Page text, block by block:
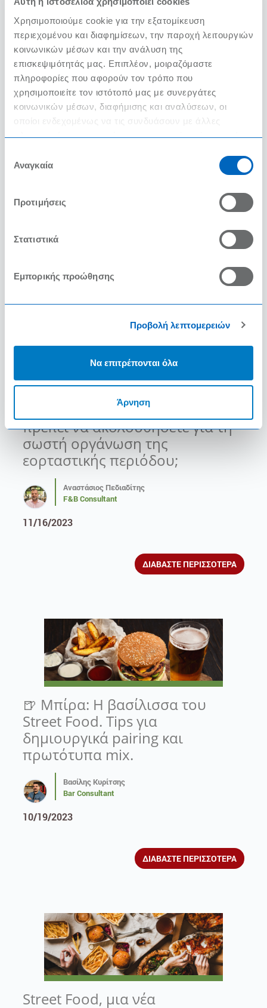
Χρησιμοποιούμε cookie για την εξατομίκευση
περιεχομένου και διαφημίσεων, την παροχή λειτουργιών
κοινωνικών μέσων και την ανάλυση της
επισκεψιμότητάς μας. Επιπλέον, μοιραζόμαστε
πληροφορίες που αφορούν τον τρόπο που
χρησιμοποιείτε τον ιστότοπό μας με συνεργάτες
κοινωνικών μέσων, διαφήμισης και αναλύσεων, οι
οποίοι ενδεχομένως να τις συνδυάσουν με άλλες
πληροφορίες που τους έχετε παραχωρήσει ή τις οποίες
των υπηρεσιών τους.
συγκατάθεσης
Αναγκαία
Προτιμήσεις
Στατιστικά
Εμπορικής προώθησης
Προβολή λεπτομερειών
Να επιτρέπονται όλα
Άρνηση
ΔΙΑΒΑΣΤΕ ΠΕΡΙΣΣΟΤΕΡΑ
Η κάβα των γιορτών🥂
Bar Consultant
ΔΙΑΒΑΣΤΕ ΠΕΡΙΣΣΟΤΕΡΑ
Ποια είναι τα βήματα που
πρέπει να ακολουθήσετε για τη
σωστή οργάνωση της
εορταστικής περιόδου;
Αναστάσιος Πεδιαδίτης
F&B Consultant
11/16/2023
ΔΙΑΒΑΣΤΕ ΠΕΡΙΣΣΟΤΕΡΑ
🍺 Μπίρα: Η βασίλισσα του
Street Food. Tips για
δημιουργικά pairing και
πρωτότυπα mix.
Βασίλης Κυρίτσης
Bar Consultant
10/19/2023
ΔΙΑΒΑΣΤΕ ΠΕΡΙΣΣΟΤΕΡΑ
Street Food, μια νέα